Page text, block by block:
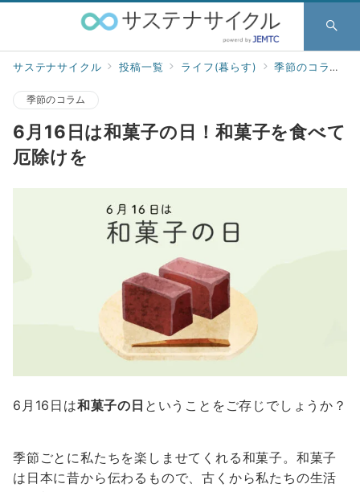
サステナサイクル 投稿一覧 ライフ(暮らす) 季節のコラム
季節のコラム
6月16日は和菓子の日！和菓子を食べて
厄除けを
6月16日は和菓子の日 ということをご存じでしょうか？
季節ごとに私たちを楽しませてくれる和菓子。和菓子
は日本に昔から伝わるもので、古くから私たちの生活